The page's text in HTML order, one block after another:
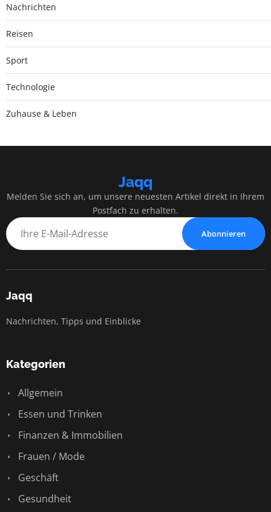
Nachrichten
Reisen
Sport
Technologie
Zuhause & Leben
Jaqq
Melden Sie sich an, um unsere neuesten Artikel direkt in Ihrem
Postfach zu erhalten.
Abonnieren
Jaqq
Nachrichten, Tipps und Einblicke
Kategorien
Allgemein
Essen und Trinken
Finanzen & Immobilien
Frauen / Mode
Geschäft
Gesundheit